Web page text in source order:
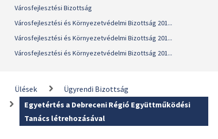
Városfejlesztési Bizottság
Városfejlesztési és Környezetvédelmi Bizottság 201...
Városfejlesztési és Környezetvédelmi Bizottság 201...
Városfejlesztési és Környezetvédelmi Bizottság 201...
Ülések
Ügyrendi Bizottság
Egyetértés a Debreceni Régió Együttműködési
Tanács létrehozásával